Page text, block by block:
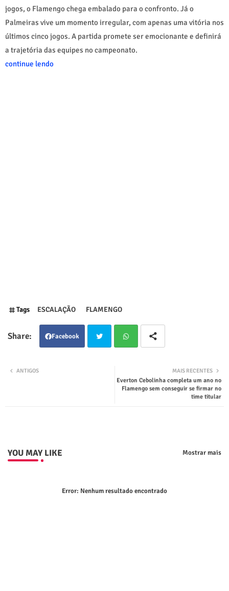
jogos, o Flamengo chega embalado para o confronto. Já o
Palmeiras vive um momento irregular, com apenas uma vitória nos
últimos cinco jogos. A partida promete ser emocionante e definirá
a trajetória das equipes no campeonato.
continue lendo
Tags ESCALAÇÃO FLAMENGO
Facebook
tsap
MAIS RECENTES
Everton Cebolinha completa um ano no
Flamengo sem conseguir se firmar no
time titular
ANTIGOS
YOU MAY LIKE Mostrar mais
Error: Nenhum resultado encontrado